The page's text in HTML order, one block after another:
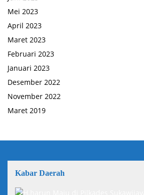
Mei 2023
April 2023
Maret 2023
Februari 2023
Januari 2023
Desember 2022
November 2022
Maret 2019
Kabar Daerah